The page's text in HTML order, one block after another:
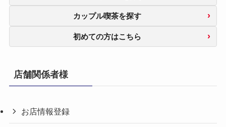
カップル喫茶を探す
初めての方はこちら
店舗関係者様
お店情報登録